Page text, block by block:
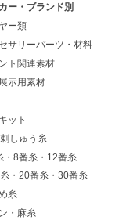
ー・ブランド別
ー類
サリーパーツ・材料
ト関連素材
示用素材
ット
しゅう糸
・8番糸・12番糸
・20番糸・30番糸
糸
・麻糸